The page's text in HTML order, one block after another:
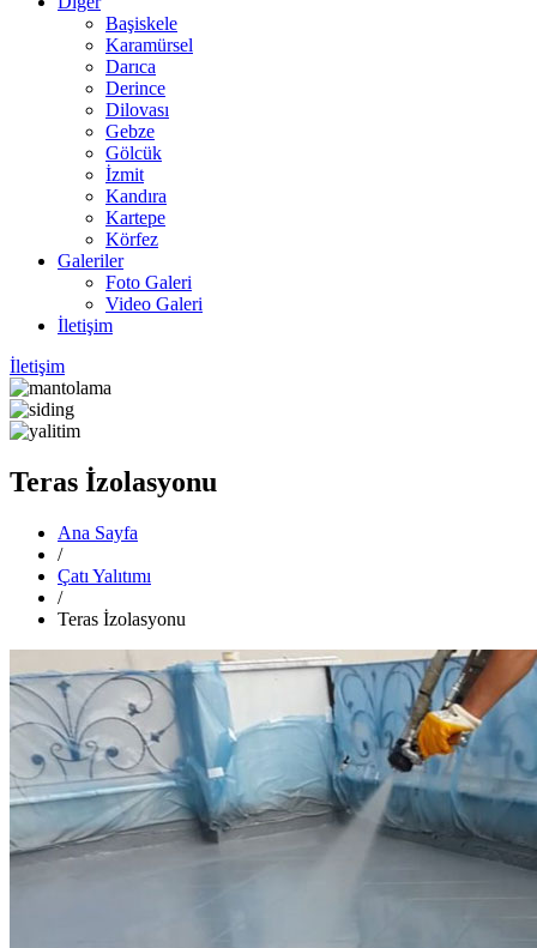
Başiskele
Karamürsel
Darıca
Derince
Dilovası
Gebze
Gölcük
İzmit
Kandıra
Kartepe
Körfez
Galeriler
Foto Galeri
Video Galeri
İletişim
İletişim
Teras İzolasyonu
Ana Sayfa
/
Çatı Yalıtımı
/
Teras İzolasyonu